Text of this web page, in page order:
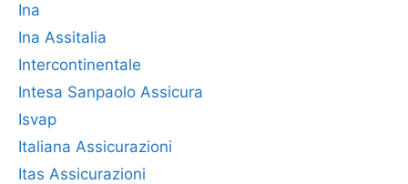
Ina
Ina Assitalia
Intercontinentale
Intesa Sanpaolo Assicura
Isvap
Italiana Assicurazioni
Itas Assicurazioni